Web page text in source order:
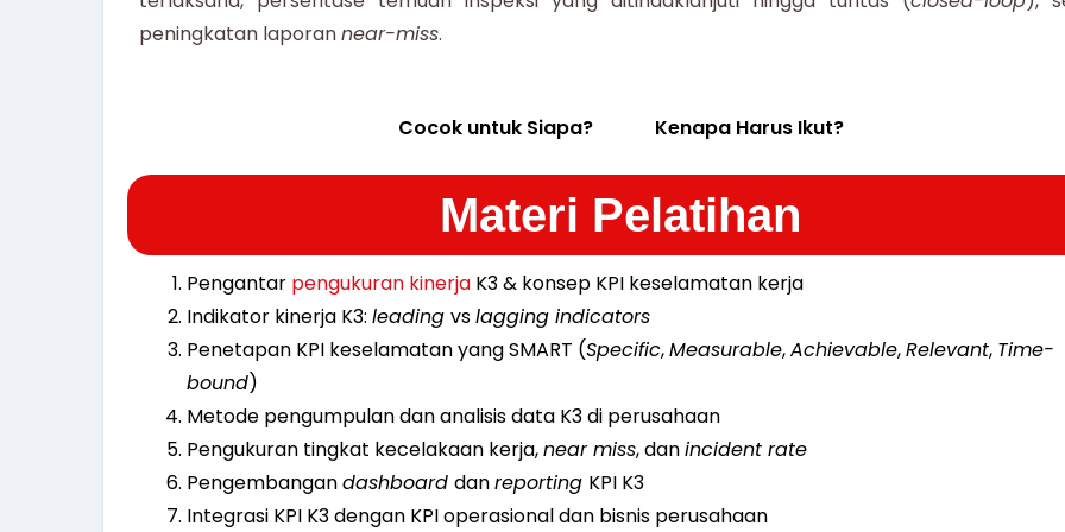
peningkatan laporannear-miss.
Cocok untuk Siapa? Kenapa Harus Ikut?
Materi Pelatihan
Pengantar pengukuran kinerja K3 & konsep KPI keselamatan kerja
Indikator kinerja K3: leading vslagging indicators
Penetapan KPI keselamatan yang SMART (Specific,Measurable,Achievable,Relevant, Time-
bound)
Metode pengumpulan dan analisis data K3 di perusahaan
Pengukuran tingkat kecelakaan kerja,near miss, danincident rate
Pengembangandashboard danreporting KPI K3
Integrasi KPI K3 dengan KPI operasional dan bisnis perusahaan